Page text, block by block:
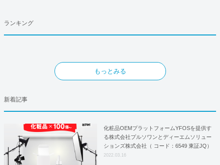
ランキング
もっとみる
新着記事
化粧品OEMプラットフォームYFOSを提供す
る株式会社プルソワンとディーエムソリュー
ションズ株式会社（ コード：6549 東証JQ）
はYFOSにおけるロジスティクスパートナー
2022.03.16